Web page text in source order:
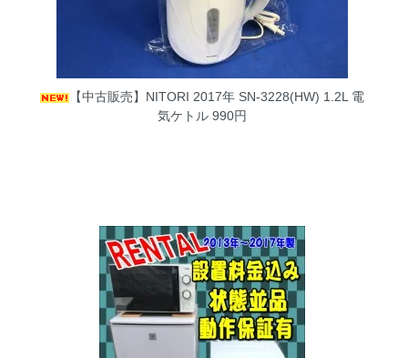
【中古販売】NITORI 2017年 SN-3228(HW) 1.2L 電
気ケトル990円